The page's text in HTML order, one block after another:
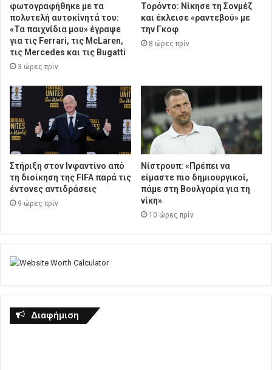
φωτογραφήθηκε με τα
πολυτελή αυτοκίνητά του:
«Τα παιχνίδια μου» έγραψε
για τις Ferrari, τις McLaren,
τις Mercedes και τις Bugatti
3 ώρες πρίν
Τορόντο: Νίκησε τη Σονμέζ
και έκλεισε «ραντεβού» με
την Γκοφ
8 ώρες πρίν
Στήριξη στον Ινφαντίνο από
τη διοίκηση της FIFA παρά τις
έντονες αντιδράσεις
9 ώρες πρίν
Νίστρουπ: «Πρέπει να
είμαστε πιο δημιουργικοί,
πάμε στη Βουλγαρία για τη
νίκη»
10 ώρες πρίν
Διαφήμιση